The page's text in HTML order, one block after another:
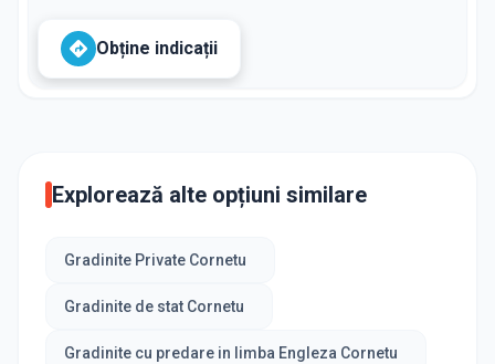
Obține indicații
Explorează alte opțiuni similare
Gradinite Private Cornetu
Gradinite de stat Cornetu
Gradinite cu predare in limba Engleza Cornetu